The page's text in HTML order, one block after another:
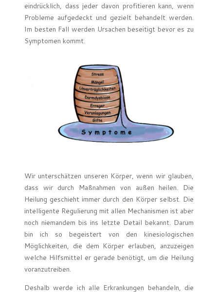
eindrücklich, dass jeder davon profitieren kann, wenn
Probleme aufgedeckt und gezielt behandelt werden.
Im besten Fall werden Ursachen beseitigt bevor es zu
Symptomen kommt.
Wir unterschätzen unseren Körper, wenn wir glauben,
dass wir durch Maßnahmen von außen heilen. Die
Heilung geschieht immer durch den Körper selbst. Die
intelligente Regulierung mit allen Mechanismen ist aber
noch niemandem bis ins letzte Detail bekannt. Darum
bin ich so begeistert von den kinesiologischen
Möglichkeiten, die dem Körper erlauben, anzuzeigen
welche Hilfsmittel er gerade benötigt, um die Heilung
voranzutreiben.
Deshalb werde ich alle Erkrankungen behandeln, die